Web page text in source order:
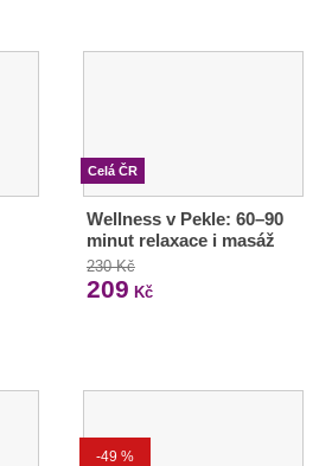
Celá ČR
Wellness v Pekle: 60–90
minut relaxace i masáž
230 Kč
209 Kč
-49 %